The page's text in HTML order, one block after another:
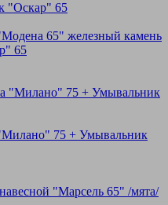
65" железный камень
65
75 + Умывальник